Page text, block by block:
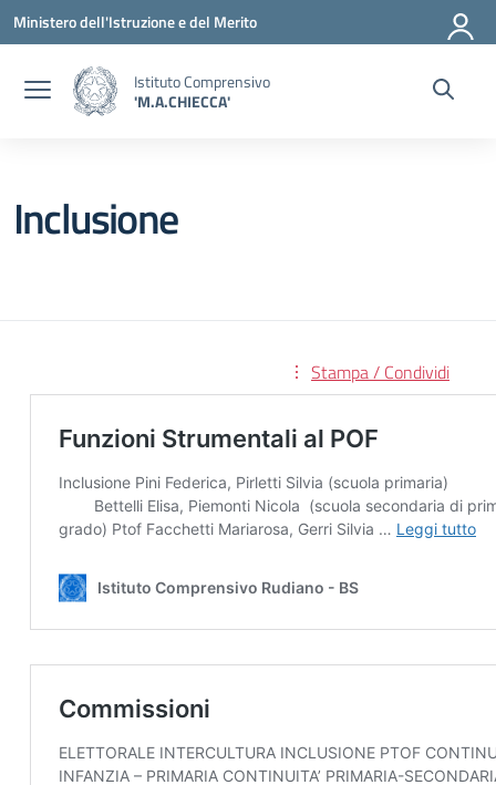
Vai ai contenuti
Vai al menu di navigazione
Vai al footer
Ministero dell'Istruzione e del Merito
Istituto Comprensivo
'M.A.CHIECCA'
Inclusione
Stampa / Condividi